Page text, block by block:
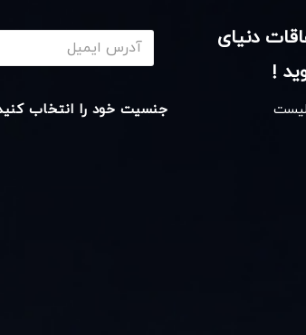
دنیای
!
جنسیت خود را انتخاب